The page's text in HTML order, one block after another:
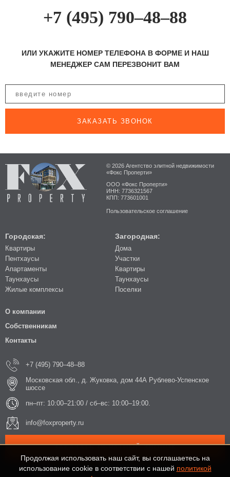
+7 (495) 790–48–88
ИЛИ УКАЖИТЕ НОМЕР ТЕЛЕФОНА В ФОРМЕ И НАШ
МЕНЕДЖЕР САМ ПЕРЕЗВОНИТ ВАМ
ЗАКАЗАТЬ ЗВОНОК
© 2026 Агентство элитной недвижимости
«Фокс Проперти»
ООО «Фокс Проперти»
ИНН: 7736321567
КПП: 773601001
Пользовательское соглашение
Городская:
Квартиры
Пентхаусы
Апартаменты
Таунхаусы
Жилые комплексы
Загородная:
Дома
Участки
Квартиры
Таунхаусы
Поселки
О компании
Собственникам
Контакты
+7 (495) 790–48–88
Московская обл., д. Жуковка, дом 44А Рублево-Успенское
шоссе
пн–пт: 10:00–21:00 / сб–вс: 10:00–19:00.
info@foxproperty.ru
ЗАКАЗАТЬ ОБРАТНЫЙ ЗВОНОК
Продолжая использовать наш сайт, вы соглашаетесь на
использование cookie в соответствии с нашей политикой